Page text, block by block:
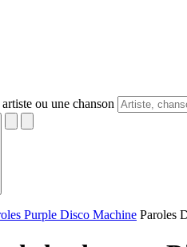
ou une chanson
Purple Disco Machine Paroles